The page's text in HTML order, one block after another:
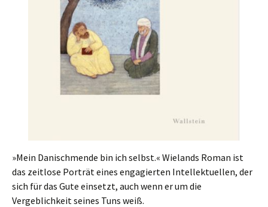
»Mein Danischmende bin ich selbst.« Wielands Roman ist
das zeitlose Porträt eines engagierten Intellektuellen, der
sich für das Gute einsetzt, auch wenn er um die
Vergeblichkeit seines Tuns weiß.